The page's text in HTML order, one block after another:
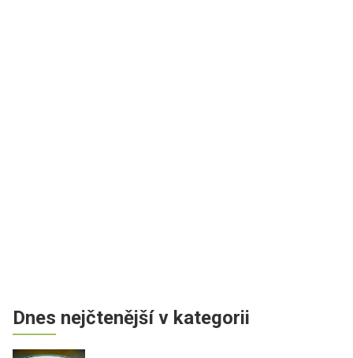
Dnes nejčtenější v kategorii